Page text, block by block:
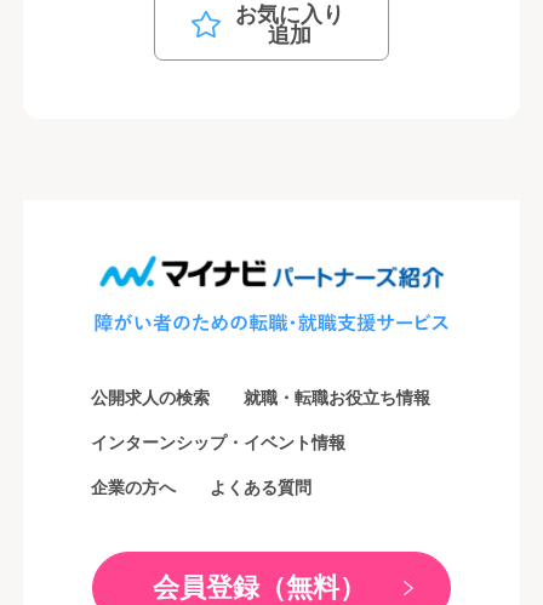
お気に入り
追加
公開求人の検索 就職・転職お役立ち情報
インターンシップ・イベント情報
企業の方へ よくある質問
会員登録（無料）